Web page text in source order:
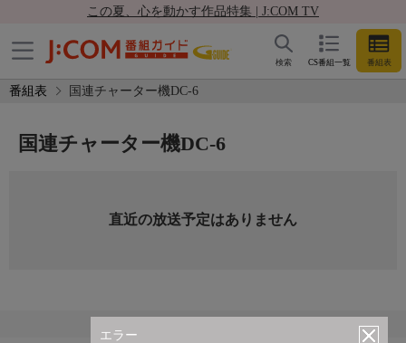
この夏、心を動かす作品特集 | J:COM TV
CS番組一覧 番組表
検索
番組表 国連チャーター機DC-6
エラー
国連チャーター機DC-6
直近の放送予定はありません